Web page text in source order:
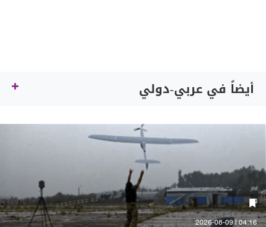
أيضاً في عربي-دولي
04:16 | 2026-08-09